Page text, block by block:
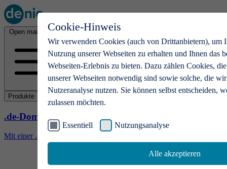
Cookie-Hinweis
Wir verwenden Cookies (auch von Drittanbietern), um
Nutzung unserer Webseiten zu erhalten und Ihnen das
Webseiten-Erlebnis zu bieten. Dazu zählen Cookies,
unserer Webseiten notwendig sind sowie solche, die
Nutzeranalyse nutzen. Sie können selbst entscheiden,
zulassen möchten.
Essentiell Nutzungsanalyse
Alle akzeptieren
Open main menu
Produkte
.de-Domains
Mit einer .de-Domain erhalten Ideen eine Bühne